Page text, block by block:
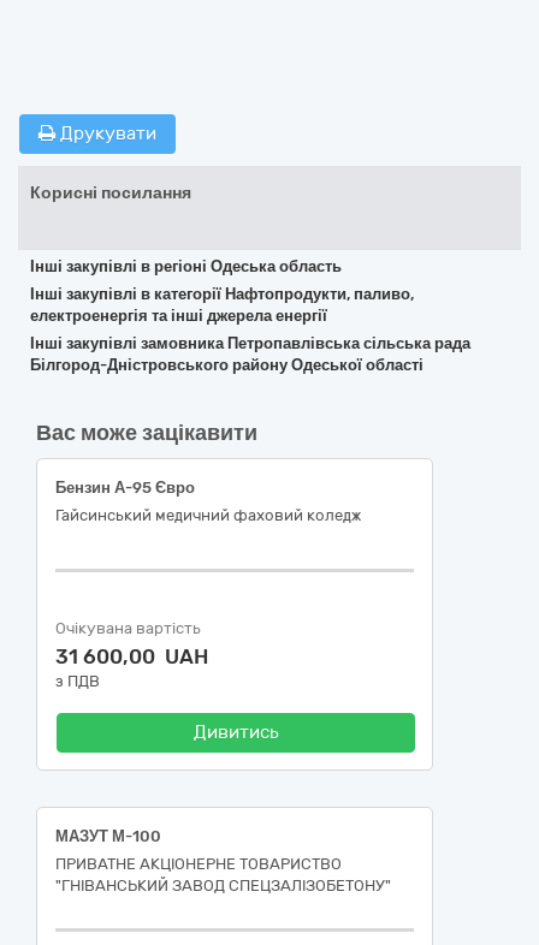
Друкувати
Корисні посилання
Інші закупівлі в регіоні Одеська область
Інші закупівлі в категорії Нафтопродукти, паливо,
електроенергія та інші джерела енергії
Інші закупівлі замовника Петропавлівська сільська рада
Білгород-Дністровського району Одеської області
Вас може зацікавити
Бензин А-95 Євро
Гайсинський медичний фаховий коледж
Очікувана вартість
31 600,00 UAH
з ПДВ
Дивитись
МАЗУТ М-100
ПРИВАТНЕ АКЦІОНЕРНЕ ТОВАРИСТВО
"ГНІВАНСЬКИЙ ЗАВОД СПЕЦЗАЛІЗОБЕТОНУ"